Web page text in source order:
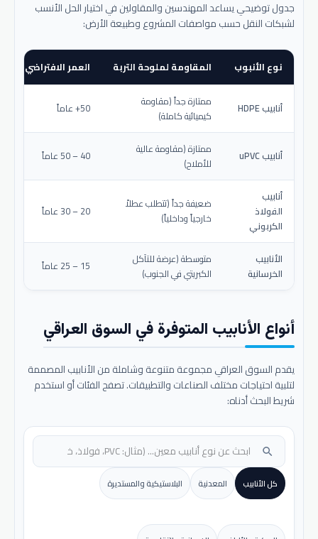
جدول توضيحي يساعد المهندسين والمقاولين في اختيار الحل الأنسب
لشبكات النقل حسب مواصفات المشروع وطبيعة الأرض:
نوع الأنبوب المقاومة لملوحة التربة العمر الافتراضي
أنابيب HDPE
ممتازة جداً (مقاومة
كيميائية كاملة)
50+ عاماً
أنابيب uPVC
ممتازة (مقاومة عالية
للأملاح)
40 – 50 عاماً
أنابيب
الفولاذ
الكربوني
ضعيفة جداً (تتطلب عطلاً
خارجياً وداخلياً)
20 – 30 عاماً
الأنابيب
الخرسانية
متوسطة (عرضة للتآكل
الكبريتي في الجنوب)
15 – 25 عاماً
أنواع الأنابيب المتوفرة في السوق العراقي
يقدم السوق العراقي مجموعة متنوعة وشاملة من الأنابيب المصممة
لتلبية احتياجات مختلف الصناعات والتطبيقات. تصفح الفئات أو استخدم
شريط البحث أدناه:
search
كل الأنابيب المعدنية البلاستيكية والمستديرة